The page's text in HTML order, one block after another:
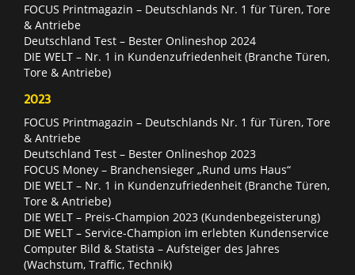
FOCUS Printmagazin – Deutschlands Nr. 1 für Türen, Tore
& Antriebe
Deutschland Test – Bester Onlineshop 2024
DIE WELT – Nr. 1 in Kundenzufriedenheit (Branche Türen,
Tore & Antriebe)
2023
FOCUS Printmagazin – Deutschlands Nr. 1 für Türen, Tore
& Antriebe
Deutschland Test – Bester Onlineshop 2023
FOCUS Money – Branchensieger „Rund ums Haus“
DIE WELT – Nr. 1 in Kundenzufriedenheit (Branche Türen,
Tore & Antriebe)
DIE WELT – Preis-Champion 2023 (Kundenbegeisterung)
DIE WELT – Service-Champion im erlebten Kundenservice
Computer Bild & Statista – Aufsteiger des Jahres
(Wachstum, Traffic, Technik)